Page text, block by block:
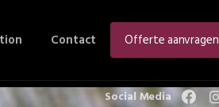
Contact Offerte aanvragen
Social Media